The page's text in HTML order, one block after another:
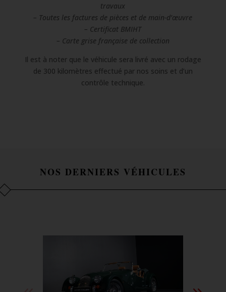
travaux
– Toutes les factures de pièces et de main-d’œuvre
– Certificat BMIHT
– Carte grise française de collection
Il est à noter que le véhicule sera livré avec un rodage
de 300 kilomètres effectué par nos soins et d’un
contrôle technique.
NOS DERNIERS VÉHICULES